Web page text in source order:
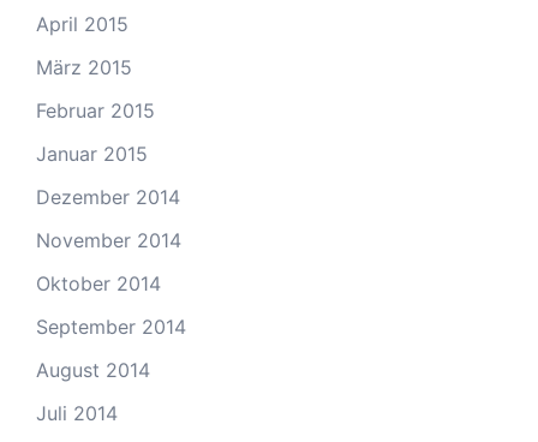
April 2015
März 2015
Februar 2015
Januar 2015
Dezember 2014
November 2014
Oktober 2014
September 2014
August 2014
Juli 2014